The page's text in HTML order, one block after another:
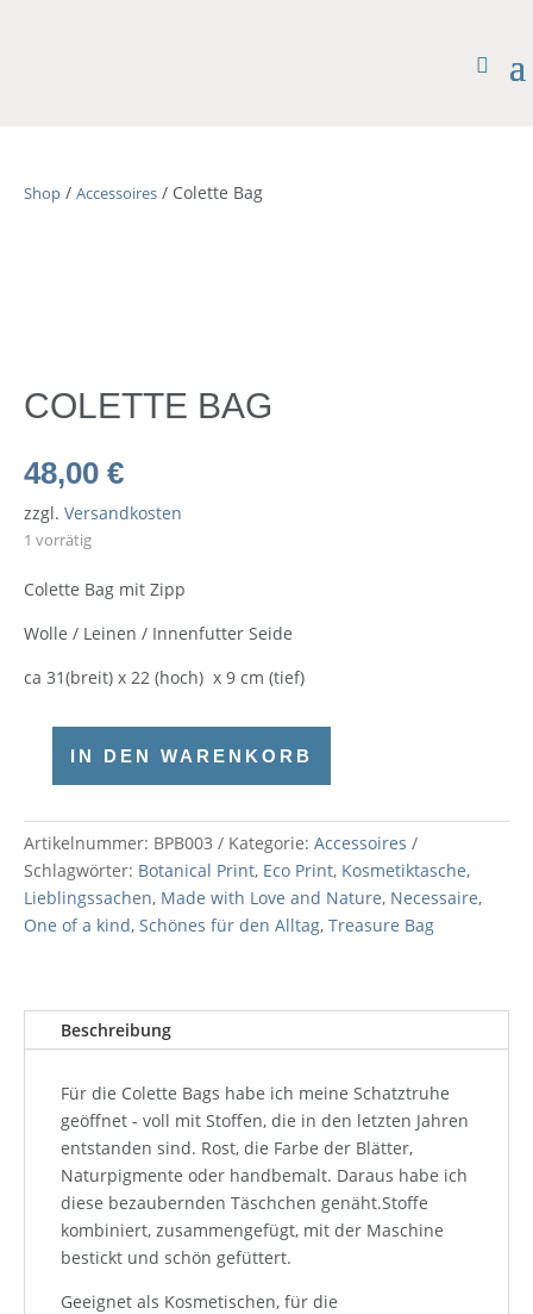
Shop / Accessoires / Colette Bag
COLETTE BAG
48,00 €
zzgl. Versandkosten
1 vorrätig
Colette Bag mit Zipp
Wolle / Leinen / Innenfutter Seide
ca 31(breit) x 22 (hoch) x 9 cm (tief)
Colette
Menge
IN DEN WARENKORB
Artikelnummer: BPB003 Kategorie: Accessoires
Schlagwörter: Botanical Print, Eco Print, Kosmetiktasche,
Lieblingssachen, Made with Love and Nature, Necessaire,
One of a kind, Schönes für den Alltag, Treasure Bag
Beschreibung
Für die Colette Bags habe ich meine Schatztruhe
geöffnet - voll mit Stoffen, die in den letzten Jahren
entstanden sind. Rost, die Farbe der Blätter,
Naturpigmente oder handbemalt. Daraus habe ich
diese bezaubernden Täschchen genäht.Stoffe
kombiniert, zusammengefügt, mit der Maschine
bestickt und schön gefüttert.
Geeignet als Kosmetischen, für die